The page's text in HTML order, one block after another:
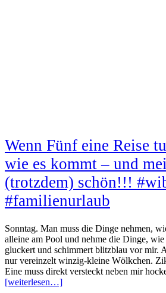
Wenn Fünf eine Reise
wie es kommt – und
(trotzdem) schön!!!
#familienurlaub
Sonntag. Man muss die Dinge nehmen,
alleine am Pool und nehme die Dinge, wie
gluckert und schimmert blitzblau vor mir.
nur vereinzelt winzig-kleine Wölkchen.
Eine muss direkt versteckt neben mir
[weiterlesen…]